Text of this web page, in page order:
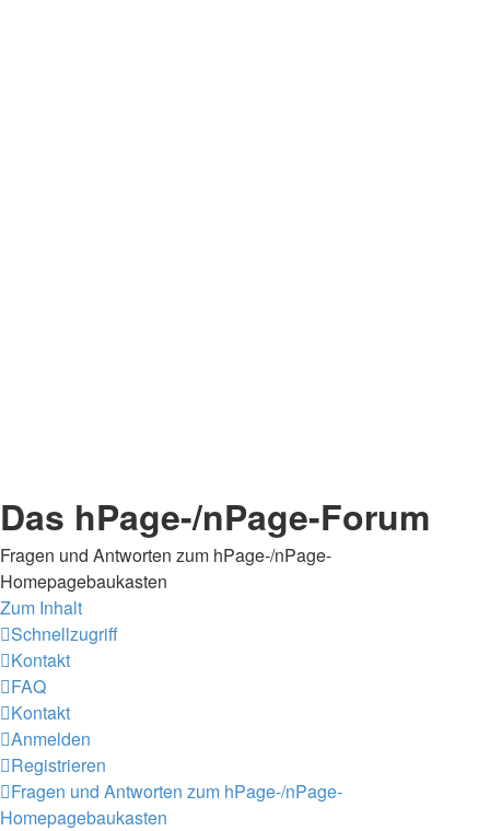
Das hPage-/nPage-Forum
Fragen und Antworten zum hPage-/nPage-
Homepagebaukasten
Zum Inhalt
Schnellzugriff
Kontakt
FAQ
Kontakt
Anmelden
Registrieren
Fragen und Antworten zum hPage-/nPage-
Homepagebaukasten